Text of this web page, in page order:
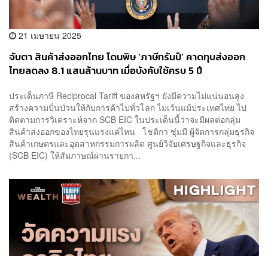
21 เมษายน 2025
จับตา สินค้าส่งออกไทย โดนพิษ ‘ภาษีทรัมป์’ คาดทุบส่งออก
ไทยลดลง 8.1 แสนล้านบาท เมื่อบังคับใช้ครบ 5 ปี
ประเด็นภาษี Reciprocal Tariff ของสหรัฐฯ ยังมีความไม่แน่นอนสูง
สร้างความปั่นป่วนให้กับการค้าไปทั่วโลก ไม่เว้นแม้ประเทศไทย ไป
ติดตามการวิเคราะห์จาก SCB EIC ในประเด็นนี้ว่าจะมีผลต่อกลุ่ม
สินค้าส่งออกของไทยรุนแรงแค่ไหน โชติกา ชุ่มมี ผู้จัดการกลุ่มธุรกิจ
สินค้าเกษตรและอุตสาหกรรมการผลิต ศูนย์วิจัยเศรษฐกิจและธุรกิจ
(SCB EIC) ให้สัมภาษณ์ผ่านรายกา...